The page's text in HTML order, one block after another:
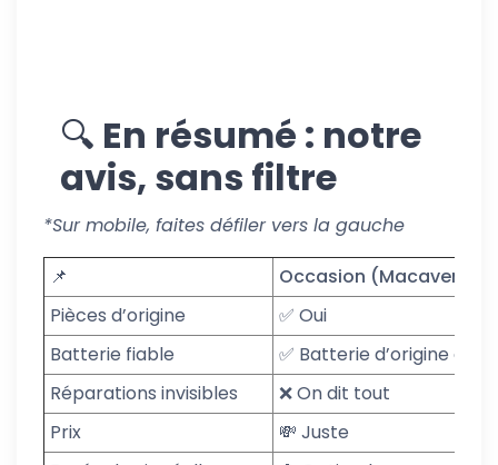
🔍 En résumé : notre
avis, sans filtre
*Sur mobile, faites défiler vers la gauche
📌
Occasion (Macavenue)
Pièces d’origine
✅ Oui
Batterie fiable
✅ Batterie d’origine ou
Réparations invisibles
❌ On dit tout
Prix
💸 Juste